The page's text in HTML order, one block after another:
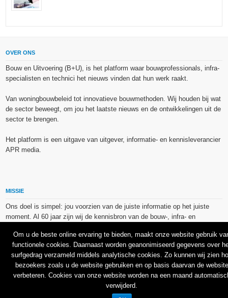
OVER ONS
Bouw en Uitvoering (B+U), is het platform waar bouwprofessionals, infra-
specialisten en technici het nieuws vinden dat hun werk raakt.
Van woningbouwbeleid tot innovatieve bouwmethoden. Wij houden bij wat
de sector beweegt, om jou het laatste nieuws en de ontwikkelingen uit de
sector te brengen.
Het platform is een uitgave van uitgever, informatie- en kennisleverancier
APR media.
MISSIE
Ons doel is simpel: jou voorzien van de juiste informatie op het juiste
moment. Al 60 jaar zijn wij de kennisbron van de bouw-, infra- en
De op dit platform gebruikte afbeeldingen, illustraties en foto’s zijn ofwel
vrij van rechten verkregen via de bron van het betreffende bericht, of
binnen de aan APR media (groep) of BU media verschafte licentie(s) en
de daarmee verkregen rechten aangekocht bij Shutterstock en/of 123RF.
Om u de beste online ervaring te bieden, maakt onze website gebruik
functionele cookies. Daarnaast worden geanonimiseerd gegevens over
surfgedrag verzameld middels analytische cookies. Zo kunnen wij zien
bezoekers zoals u de website gebruiken en op basis daarvan de website
verbeteren. Cookies van onze website worden na een maand
verwijderd.